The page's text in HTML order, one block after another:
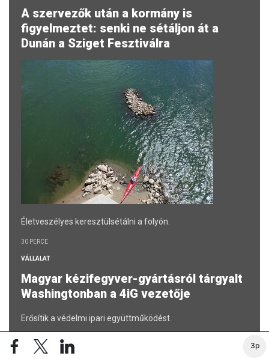
3p
A szervezők után a kormány is
figyelmeztet: senki ne sétáljon át a
Dunán a Sziget Fesztiválra
Életveszélyes keresztülsétálni a folyón.
30 PERCE
VÁLLALAT
Magyar kézifegyver-gyártásról tárgyalt
Washingtonban a 4iG vezetője
Erősítik a védelmi ipari együttműködést.
4 ÓRÁJA
MAKRO / KÜLGAZDASÁG